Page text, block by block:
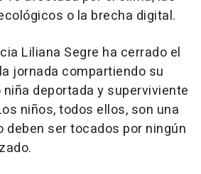
o la brecha digital.
Liliana Segre ha cerrado el
jornada compartiendo su
deportada y superviviente
niños, todos ellos, son una
deben ser tocados por ningún